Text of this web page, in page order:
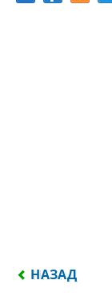
НАЗАД